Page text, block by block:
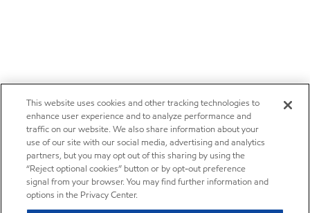
This website uses cookies and other tracking technologies to
enhance user experience and to analyze performance and
traffic on our website. We also share information about your
use of our site with our social media, advertising and analytics
partners, but you may opt out of this sharing by using the
“Reject optional cookies” button or by opt-out preference
signal from your browser. You may find further information and
options in the Privacy Center.